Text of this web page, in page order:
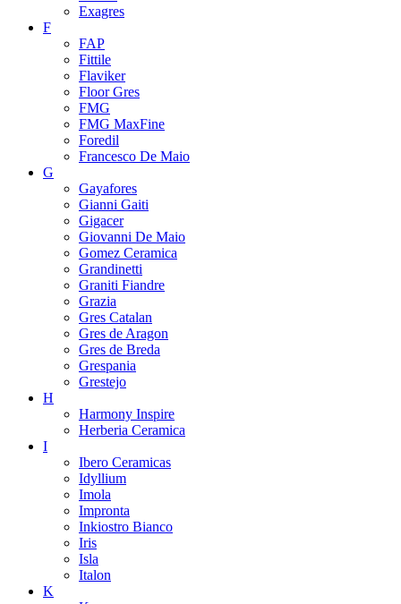
Exagres
F
FAP
Fittile
Flaviker
Floor Gres
FMG
FMG MaxFine
Foredil
Francesco De Maio
G
Gayafores
Gianni Gaiti
Gigacer
Giovanni De Maio
Gomez Ceramica
Grandinetti
Graniti Fiandre
Grazia
Gres Catalan
Gres de Aragon
Gres de Breda
Grespania
Grestejo
H
Harmony Inspire
Herberia Ceramica
I
Ibero Ceramicas
Idyllium
Imola
Impronta
Inkiostro Bianco
Iris
Isla
Italon
K